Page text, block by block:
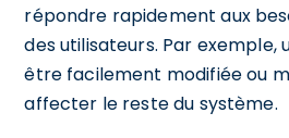
répondre rapidement aux
des utilisateurs. Par exemple,
être facilement modifiée ou
affecter le reste du système.